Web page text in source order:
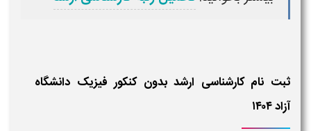
ثبت نام کارشناسی ارشد بدون کنکور فیزیک دانشگاه
آزاد ۱۴۰۴